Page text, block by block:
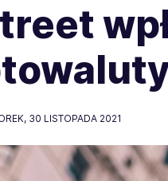
30 LISTOPADA 2021